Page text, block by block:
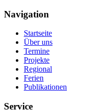
Navigation
Startseite
Über uns
Termine
Projekte
Regional
Ferien
Publikationen
Service